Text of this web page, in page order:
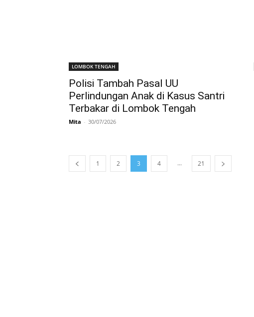
LOMBOK TENGAH
Polisi Tambah Pasal UU
Perlindungan Anak di Kasus Santri
Terbakar di Lombok Tengah
Mita - 30/07/2026
1 2 3 4 ... 21